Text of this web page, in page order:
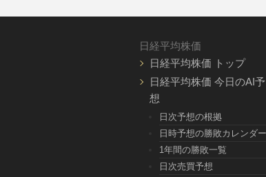
日経平均株価
日経平均株価 トップ
日経平均株価 今日のAI予
想
日次予想の根拠
日時予想の勝敗カレンダー
1年間の勝敗一覧
日次売買予想